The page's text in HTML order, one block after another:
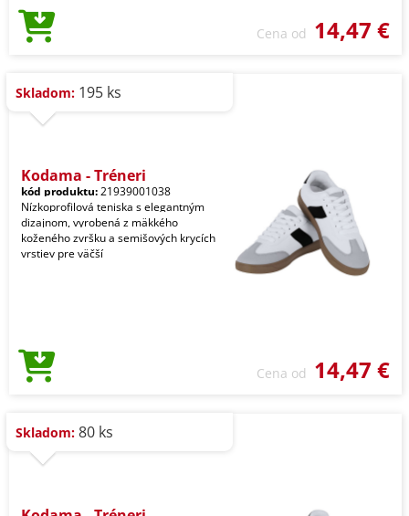
Cena od 14,47 €
Skladom: 195 ks
Kodama - Tréneri
kód produktu:21939001038
Nízkoprofilová teniska s elegantným
dizajnom, vyrobená z mäkkého
koženého zvršku a semišových krycích
vrstiev pre väčší
Cena od 14,47 €
Skladom: 80 ks